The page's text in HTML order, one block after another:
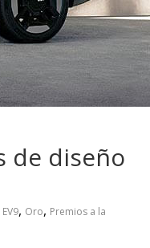
de diseño
, Oro, Premios a la